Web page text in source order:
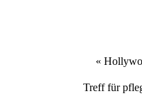
«
Treff für